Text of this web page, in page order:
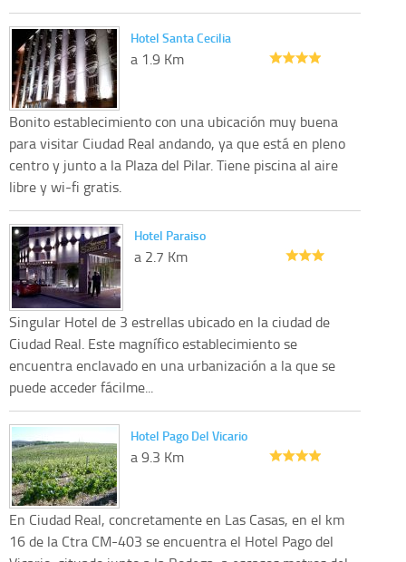
Hotel Santa Cecilia
a 1.9 Km
Bonito establecimiento con una ubicación muy buena
para visitar Ciudad Real andando, ya que está en pleno
centro y junto a la Plaza del Pilar. Tiene piscina al aire
libre y wi-fi gratis.
Hotel Paraiso
a 2.7 Km
Singular Hotel de 3 estrellas ubicado en la ciudad de
Ciudad Real. Este magnífico establecimiento se
encuentra enclavado en una urbanización a la que se
puede acceder fácilme...
Hotel Pago Del Vicario
a 9.3 Km
En Ciudad Real, concretamente en Las Casas, en el km
16 de la Ctra CM-403 se encuentra el Hotel Pago del